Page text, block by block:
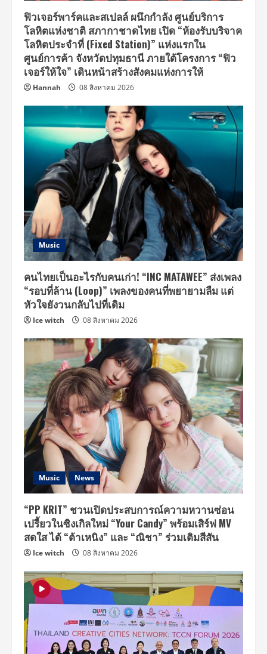
ฟิวเจอร์พาร์คและสเปลล์ ผนึกกำลัง ศูนย์บริการ
โลหิตแห่งชาติ สภากาชาดไทย เปิด “ห้องรับบริจาค
โลหิตประจำที่ (Fixed Station)” แห่งแรกใน
ศูนย์การค้า จังหวัดปทุมธานี ภายใต้โครงการ “ฟิว
เจอร์ให้ใจ” เดินหน้าสร้างสังคมแห่งการให้
Hannah 08 สิงหาคม 2026
Music
คนไทยเป็นอะไรกับคนเก่า! “INC MATAWEE” ส่งเพลง
“รอบที่ล้าน (Loop)” เพลงของคนที่พยายามลืม แต่
หัวใจยังวนกลับไปที่เดิม
Ice witch 08 สิงหาคม 2026
Music News
“PP KRIT” ชวนเปิดประสบการณ์ความหวานซ่อน
เปรี้ยวในซิงเกิลใหม่ “Your Candy” พร้อมเสิร์ฟ MV
สดใส ได้ “ต้าเหนิง” และ “ณิชา” ร่วมเติมสีสัน
Ice witch 08 สิงหาคม 2026